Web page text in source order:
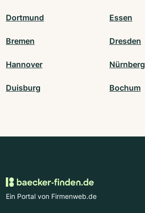
Dortmund Essen
Bremen Dresden
Hannover Nürnberg
Duisburg Bochum
Ein Portal von Firmenweb.de